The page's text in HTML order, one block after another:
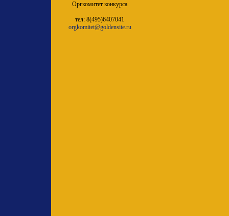
Оргкомитет конкурса
тел: 8(495)6407041
orgkomitet@goldensite.ru